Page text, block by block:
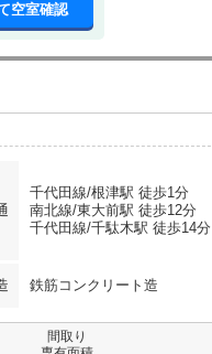
空室確認
千代田線/根津駅 徒歩1分
南北線/東大前駅 徒歩12分
千代田線/千駄木駅 徒歩14分
鉄筋コンクリート造
間取り